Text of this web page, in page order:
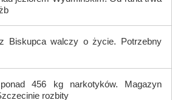
Biskupca walczy o życie. Potrzebny
456 kg narkotyków. Magazyn
rozbity